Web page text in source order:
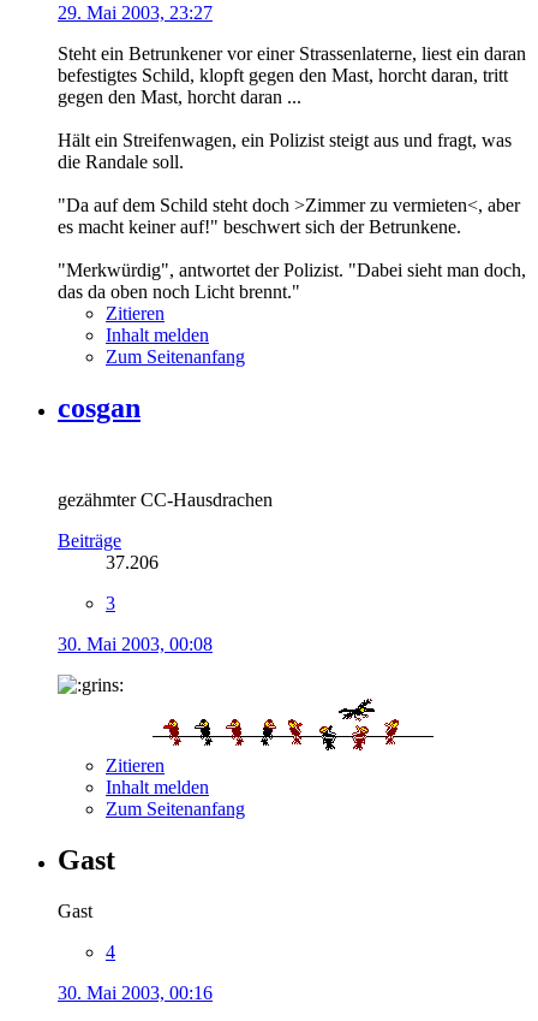
29. Mai 2003, 23:27
Steht ein Betrunkener vor einer Strassenlaterne, liest ein daran
befestigtes Schild, klopft gegen den Mast, horcht daran, tritt
gegen den Mast, horcht daran ...
Hält ein Streifenwagen, ein Polizist steigt aus und fragt, was
die Randale soll.
"Da auf dem Schild steht doch >Zimmer zu vermieten<, aber
es macht keiner auf!" beschwert sich der Betrunkene.
"Merkwürdig", antwortet der Polizist. "Dabei sieht man doch,
das da oben noch Licht brennt."
Zitieren
Inhalt melden
Zum Seitenanfang
cosgan
gezähmter CC-Hausdrachen
Beiträge
37.206
3
30. Mai 2003, 00:08
Zitieren
Inhalt melden
Zum Seitenanfang
Gast
Gast
4
30. Mai 2003, 00:16